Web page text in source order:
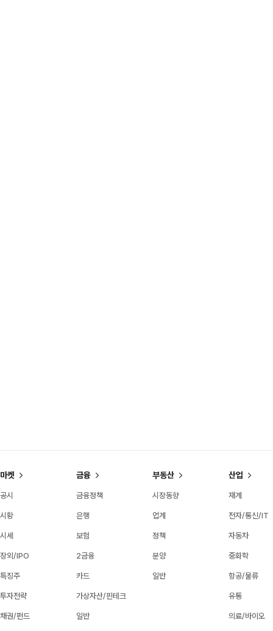
마켓
공시
시황
시세
장외/IPO
특징주
투자전략
채권/펀드
금융
금융정책
은행
보험
2금융
카드
가상자산/핀테크
일반
부동산
시장동향
업계
정책
분양
일반
산업
재계
전자/통신/IT
자동차
중화학
항공/물류
유통
의료/바이오